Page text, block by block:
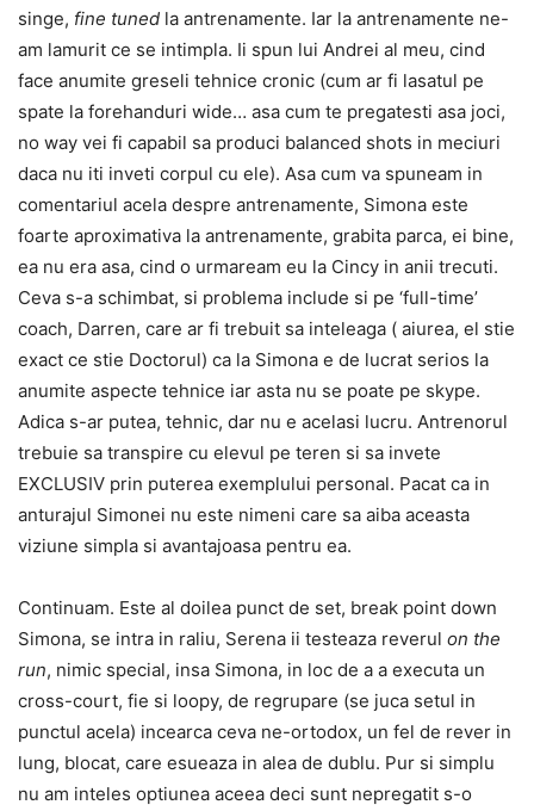
singe, fine tuned la antrenamente. Iar la antrenamente ne-
am lamurit ce se intimpla. Ii spun lui Andrei al meu, cind
face anumite greseli tehnice cronic (cum ar fi lasatul pe
spate la forehanduri wide… asa cum te pregatesti asa joci,
no way vei fi capabil sa produci balanced shots in meciuri
daca nu iti inveti corpul cu ele). Asa cum va spuneam in
comentariul acela despre antrenamente, Simona este
foarte aproximativa la antrenamente, grabita parca, ei bine,
ea nu era asa, cind o urmaream eu la Cincy in anii trecuti.
Ceva s-a schimbat, si problema include si pe ‘full-time’
coach, Darren, care ar fi trebuit sa inteleaga ( aiurea, el stie
exact ce stie Doctorul) ca la Simona e de lucrat serios la
anumite aspecte tehnice iar asta nu se poate pe skype.
Adica s-ar putea, tehnic, dar nu e acelasi lucru. Antrenorul
trebuie sa transpire cu elevul pe teren si sa invete
EXCLUSIV prin puterea exemplului personal. Pacat ca in
anturajul Simonei nu este nimeni care sa aiba aceasta
viziune simpla si avantajoasa pentru ea.
Continuam. Este al doilea punct de set, break point down
Simona, se intra in raliu, Serena ii testeaza reverul on the
run, nimic special, insa Simona, in loc de a a executa un
cross-court, fie si loopy, de regrupare (se juca setul in
punctul acela) incearca ceva ne-ortodox, un fel de rever in
lung, blocat, care esueaza in alea de dublu. Pur si simplu
nu am inteles optiunea aceea deci sunt nepregatit s-o